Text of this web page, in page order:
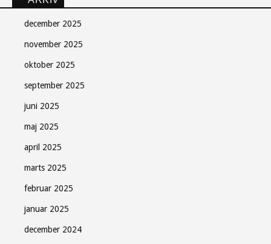
december 2025
november 2025
oktober 2025
september 2025
juni 2025
maj 2025
april 2025
marts 2025
februar 2025
januar 2025
december 2024